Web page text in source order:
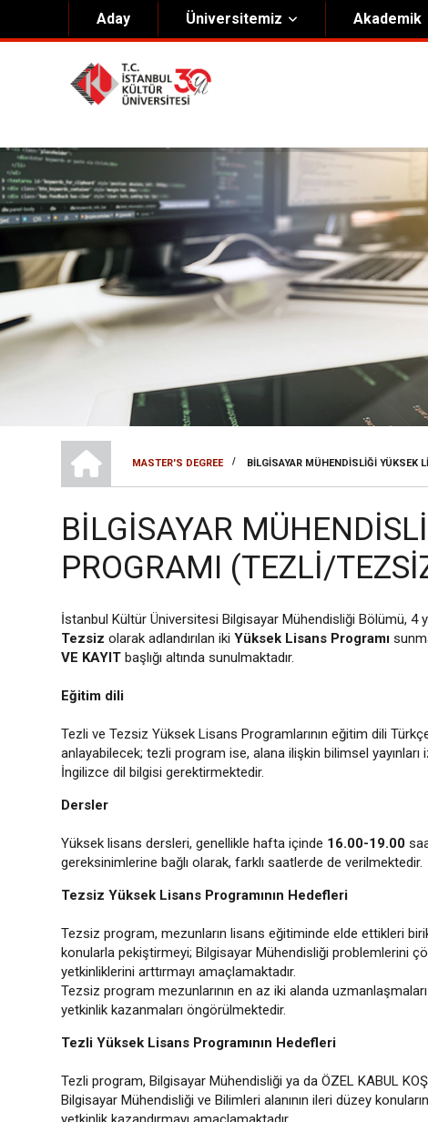
Aday Üniversitemiz
Hakkımızda
Genel Bilgiler
Misyon & Vizyon
Kültür Koleji Vakfı ( KEV )
Akıngüç Ödülü
İKÜ Ödülleri
İdari Birimler
Onursal Doktora
Akademik
SAYFA
YOLU
MASTER'S DEGREE
/ BILGISAYAR MÜHENDISLIĞI
BILGISAYAR
PROGRAMI (TEZLI/
İstanbul Kültür Üniversitesi Bilgisayar Mühendisliği Bölümü, 4
Tezsiz olarak adlandırılan iki Yüksek Lisans Programı
VE KAYIT başlığı altında sunulmaktadır.
Eğitim dili
Tezli ve Tezsiz Yüksek Lisans Programlarının eğitim dili
anlayabilecek; tezli program ise, alana ilişkin bilimsel
İngilizce dil bilgisi gerektirmektedir.
Dersler
Yüksek lisans dersleri, genellikle hafta içinde 16.00-19.00
gereksinimlerine bağlı olarak, farklı saatlerde de verilmektedir.
Tezsiz Yüksek Lisans Programının Hedefleri
Tezsiz program, mezunların lisans eğitiminde elde ettikleri
konularla pekiştirmeyi; Bilgisayar Mühendisliği problemlerini
yetkinliklerini arttırmayı amaçlamaktadır.
Tezsiz program mezunlarının en az iki alanda
yetkinlik kazanmaları öngörülmektedir.
Tezli Yüksek Lisans Programının Hedefleri
Tezli program, Bilgisayar Mühendisliği ya da ÖZEL KABUL
Bilgisayar Mühendisliği ve Bilimleri alanının ileri düzey